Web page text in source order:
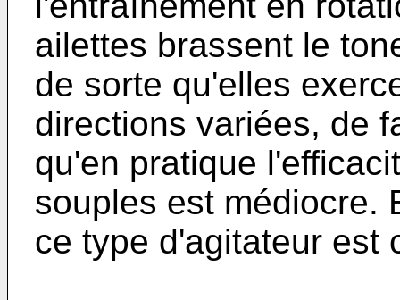
ailettes brassent le
de sorte qu'elles
directions variées, de
qu'en pratique
souples est médiocre.
ce type d'agitateur est